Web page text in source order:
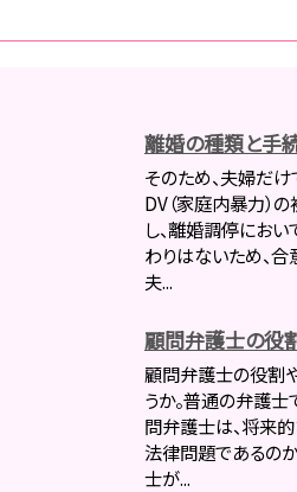
離婚の種類と手
そのため、夫婦だ
DV（家庭内暴力）
し、離婚調停にお
わりはないため、
夫...
顧問弁護士の役
顧問弁護士の役割
うか。普通の弁護
問弁護士は、将来
法律問題であるの
士が...